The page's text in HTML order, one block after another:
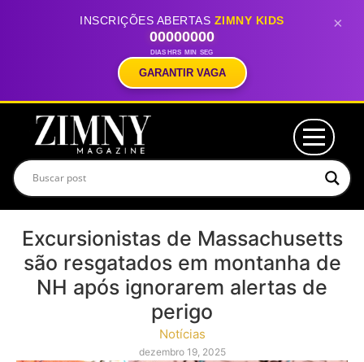
INSCRIÇÕES ABERTAS ZIMNY KIDS
00
DIAS
00
HRS
00
MIN
00
SEG
GARANTIR VAGA
×
Excursionistas de Massachusetts
são resgatados em montanha de
NH após ignorarem alertas de
perigo
Notícias
dezembro 19, 2025